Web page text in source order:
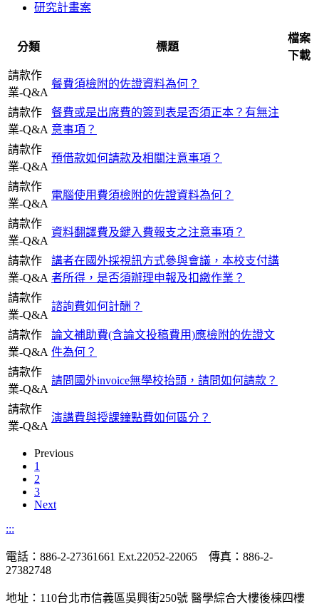
研究計畫案
分類 標題
檔案
下載
請款作
業-Q&A
餐費須檢附的佐證資料為何？
請款作
業-Q&A
餐費或是出席費的簽到表是否須正本？有無注
意事項？
請款作
業-Q&A
預借款如何請款及相關注意事項？
請款作
業-Q&A
電腦使用費須檢附的佐證資料為何？
請款作
業-Q&A
資料翻譯費及鍵入費報支之注意事項？
請款作
業-Q&A
講者在國外採視訊方式參與會議，本校支付講
者所得，是否須辦理申報及扣繳作業？
請款作
業-Q&A
諮詢費如何計酬？
請款作
業-Q&A
論文補助費(含論文投稿費用)應檢附的佐證文
件為何？
請款作
業-Q&A
請問國外invoice無學校抬頭，請問如何請款？
請款作
業-Q&A
演講費與授課鐘點費如何區分？
Previous
1
2
3
Next
:::
電話：886-2-27361661 Ext.22052-22065 傳真：886-2-
27382748
地址：110台北市信義區吳興街250號 醫學綜合大樓後棟四樓